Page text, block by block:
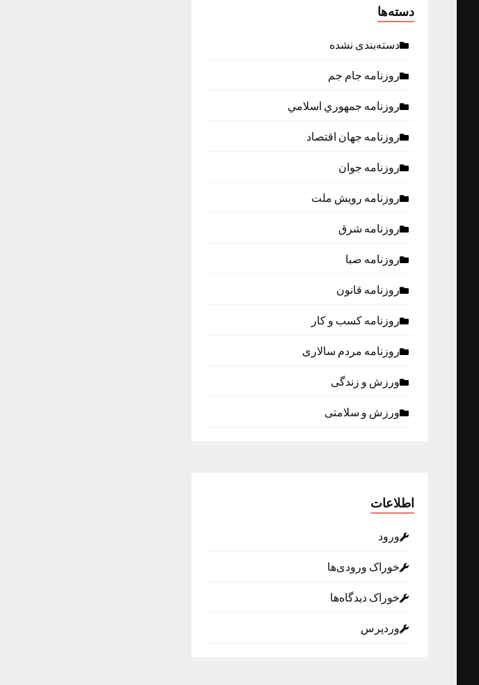
دسته‌ها
دسته‌بندی نشده
روزنامه جام جم
روزنامه جمهوري اسلامي
روزنامه جهان اقتصاد
روزنامه جوان
روزنامه رویش ملت
روزنامه شرق
روزنامه صبا
روزنامه قانون
روزنامه كسب و كار
روزنامه مردم سالاری
ورزش و زندگی
ورزش و سلامتی
اطلاعات
ورود
خوراک ورودی‌ها
خوراک دیدگاه‌ها
وردپرس